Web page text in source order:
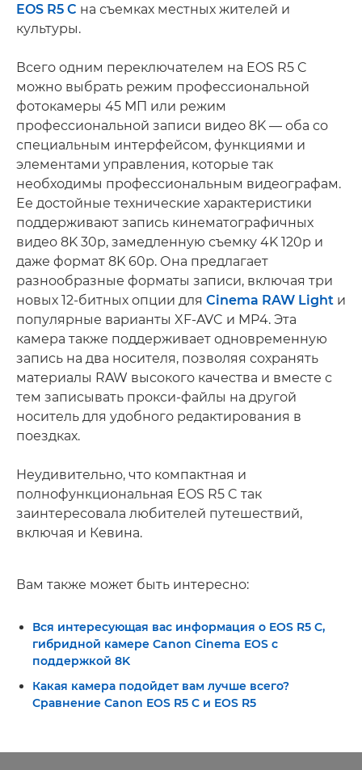
EOS R5 C на съемках местных жителей и
культуры.
Всего одним переключателем на EOS R5 C
можно выбрать режим профессиональной
фотокамеры 45 МП или режим
профессиональной записи видео 8K — оба со
специальным интерфейсом, функциями и
элементами управления, которые так
необходимы профессиональным видеографам.
Ее достойные технические характеристики
поддерживают запись кинематографичных
видео 8K 30p, замедленную съемку 4K 120p и
даже формат 8K 60p. Она предлагает
разнообразные форматы записи, включая три
новых 12-битных опции для Cinema RAW Light и
популярные варианты XF-AVC и MP4. Эта
камера также поддерживает одновременную
запись на два носителя, позволяя сохранять
материалы RAW высокого качества и вместе с
тем записывать прокси-файлы на другой
носитель для удобного редактирования в
поездках.
Неудивительно, что компактная и
полнофункциональная EOS R5 C так
заинтересовала любителей путешествий,
включая и Кевина.
Вам также может быть интересно:
Вся интересующая вас информация о EOS R5 C,
гибридной камере Canon Cinema EOS с
поддержкой 8K
Какая камера подойдет вам лучше всего?
Сравнение Canon EOS R5 C и EOS R5